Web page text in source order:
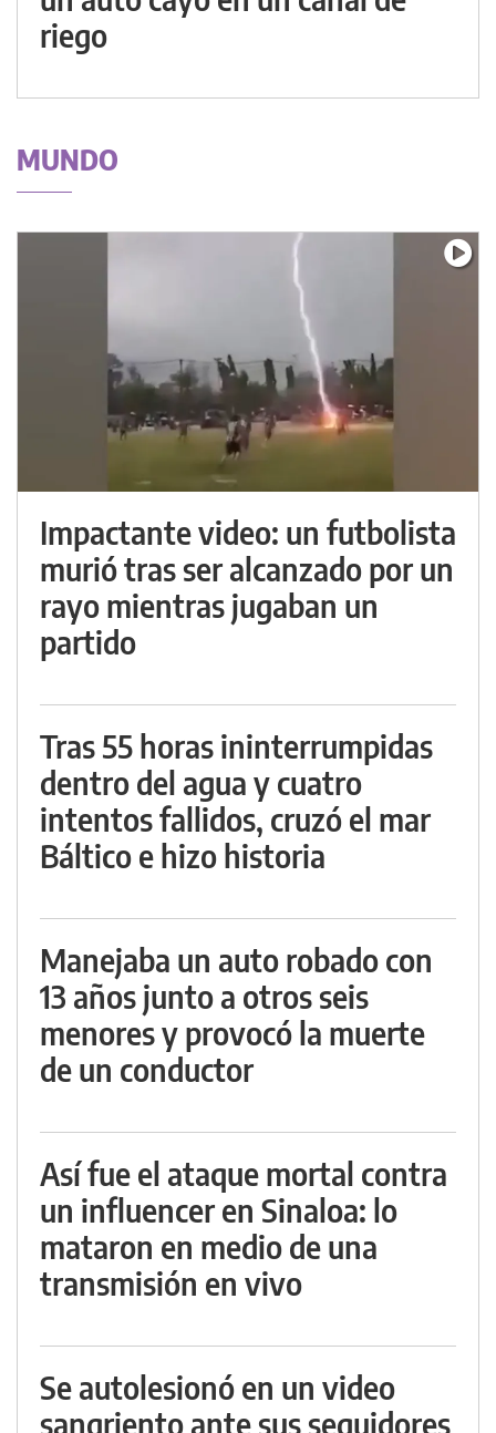
riego
MUNDO
Impactante video: un futbolista
murió tras ser alcanzado por un
rayo mientras jugaban un
partido
Tras 55 horas ininterrumpidas
dentro del agua y cuatro
intentos fallidos, cruzó el mar
Báltico e hizo historia
Manejaba un auto robado con
13 años junto a otros seis
menores y provocó la muerte
de un conductor
Así fue el ataque mortal contra
un influencer en Sinaloa: lo
mataron en medio de una
transmisión en vivo
Se autolesionó en un video
sangriento ante sus seguidores